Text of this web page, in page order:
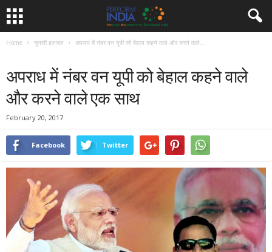
Home चुनावी हलचल अपराध में नंबर वन यूपी को बेहाल कहने वाले और करने वाले...
अपराध में नंबर वन यूपी को बेहाल कहने वाले
और करने वाले एक साथ
February 20, 2017
Facebook Twitter